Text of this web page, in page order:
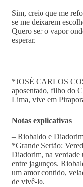
Sim, creio que me
se me deixarem
Quero ser o vapor
esperar.
–
*JOSÉ CARLOS
aposentado, filho do
Lima, vive em
Notas explicativas
– Riobaldo e
*Grande Sertão:
Diadorim, na verdade
entre jagunços.
um amor contido,
de vivê-lo.